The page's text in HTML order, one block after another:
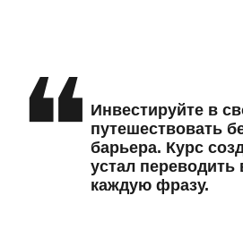
❝ Инвестируйте в
путешествовать
барьера. Курс
устал переводить
каждую фразу.